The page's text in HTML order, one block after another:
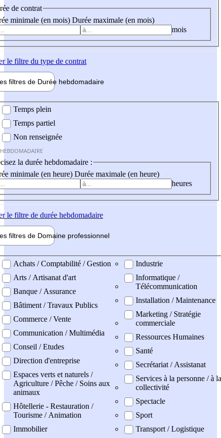
de contrat
minimale (en mois) Durée maximale (en mois)
mois
le filtre du type de contrat
filtres de Durée hebdomadaire
Temps plein
Temps partiel
Non renseignée
la durée hebdomadaire :
minimale (en heure) Durée maximale (en heure)
heures
le filtre de durée hebdomadaire
filtres de Domaine professionnel
professionel
Achats / Comptabilité / Gestion
Arts / Artisanat d'art
Banque / Assurance
Bâtiment / Travaux Publics
Commerce / Vente
Communication / Multimédia
Conseil / Etudes
Direction d'entreprise
Espaces verts et naturels /
Agriculture / Pêche / Soins aux
animaux
Hôtellerie - Restauration /
Tourisme / Animation
Immobilier
Industrie
Informatique /
Télécommunication
Installation / Maintenance
Marketing / Stratégie
commerciale
Ressources Humaines
Santé
Secrétariat / Assistanat
Services à la personne / à la
collectivité
Spectacle
Sport
Transport / Logistique